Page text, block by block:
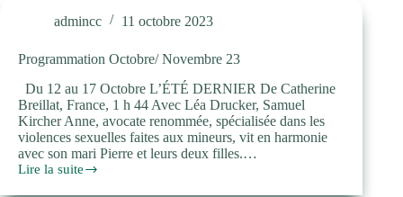
admincc 11 octobre 2023
Programmation Octobre/ Novembre 23
Du 12 au 17 Octobre L’ÉTÉ DERNIER De Catherine
Breillat, France, 1 h 44 Avec Léa Drucker, Samuel
Kircher Anne, avocate renommée, spécialisée dans les
violences sexuelles faites aux mineurs, vit en harmonie
avec son mari Pierre et leurs deux filles.…
Lire la suite
Programmation